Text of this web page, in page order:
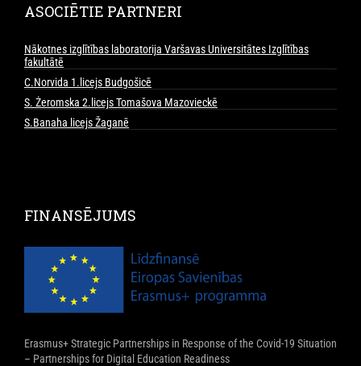
ASOCIĒTIE PARTNERI
Nākotnes izglītības laboratorija Varšavas Universitātes Izglītības
fakultātē
C.Norvida 1.licejs Budgošicē
S. Żeromska 2.licejs Tomašova Mazovieckē
S.Banaha licejs Žaganē
FINANSĒJUMS
Erasmus+ Strategic Partnerships in Response of the Covid-19 Situation
– Partnerships for Digital Education Readiness